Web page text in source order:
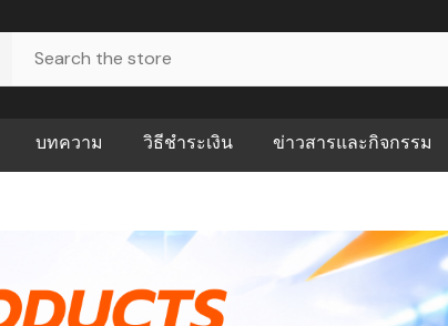
ร์
บทความ
บริหารคลังสินค้าที่ช่วยลด
สต็อกแบบ Real-time
วิธีชำระเงิน ข่าวสารและกิจกรรม